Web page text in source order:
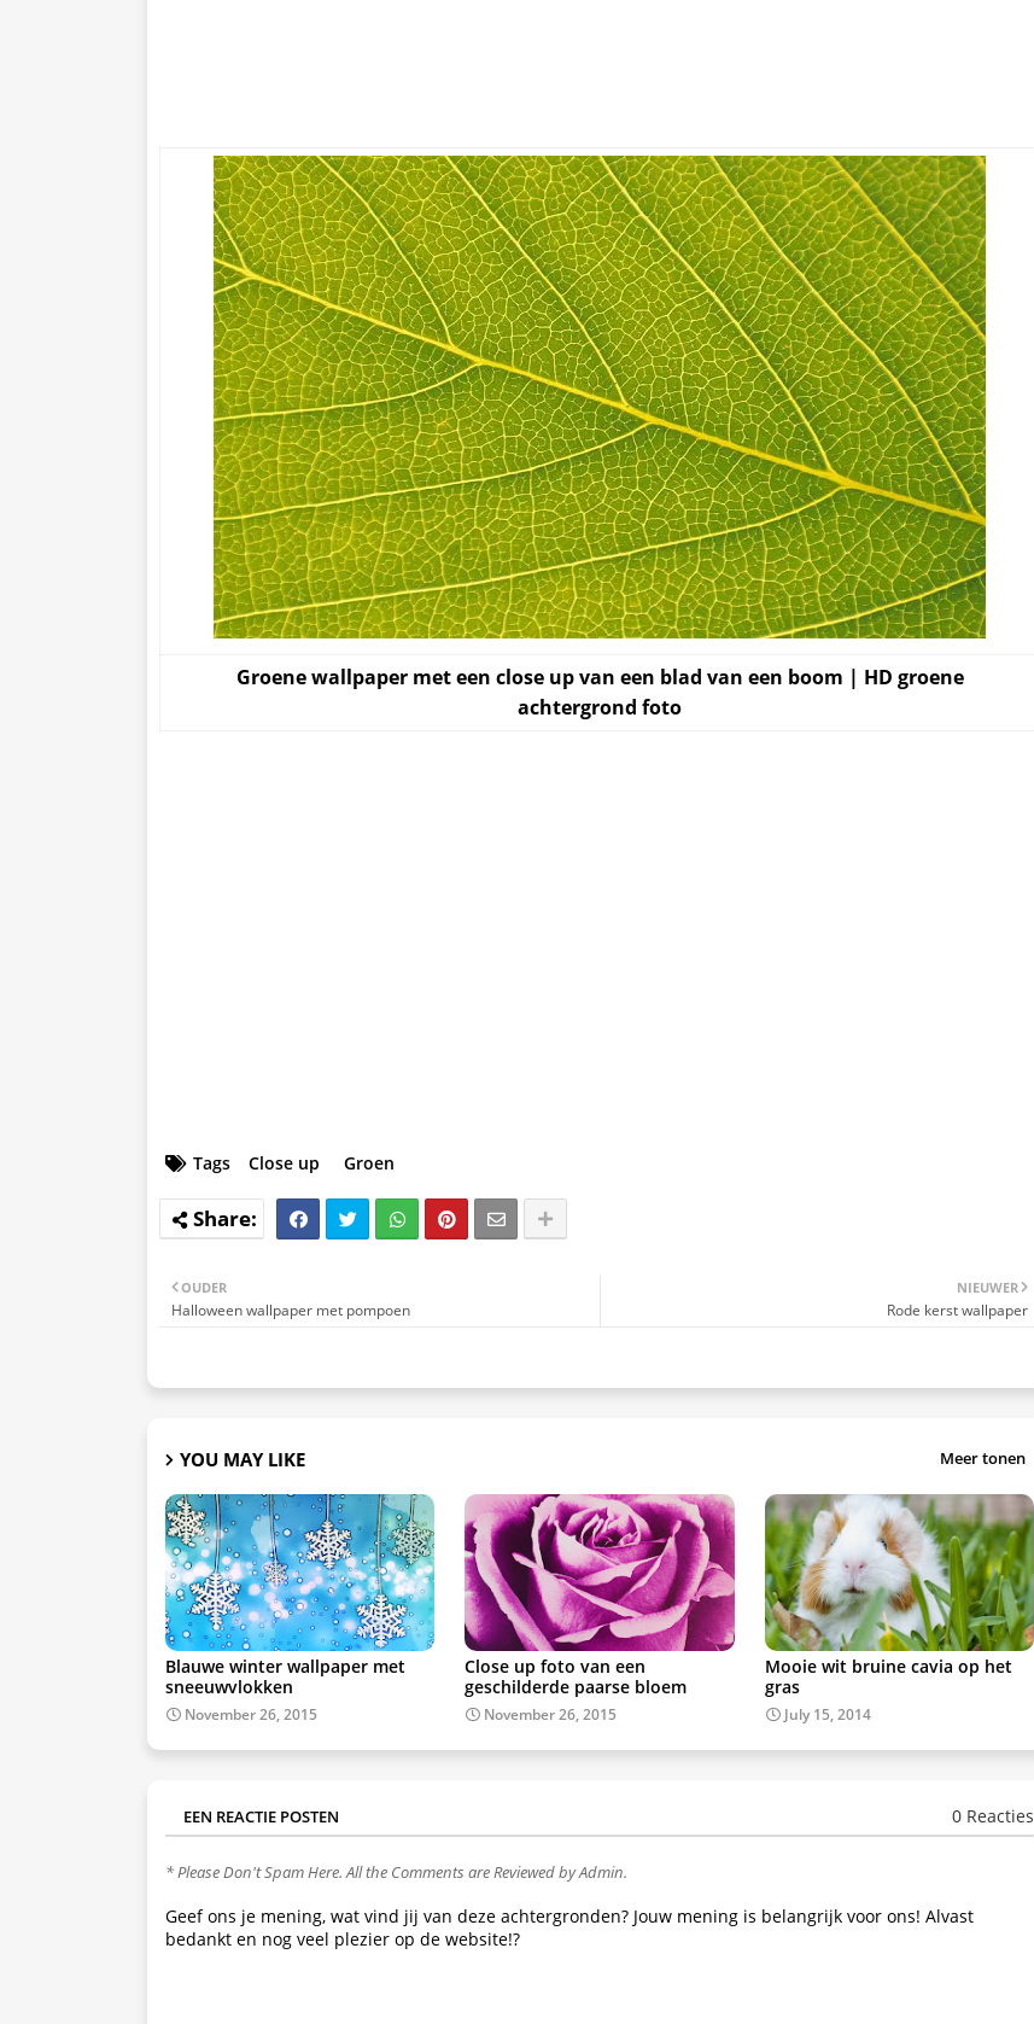
Groene wallpaper met een close up van een blad van een boom | HD groene
achtergrond foto
Tags Close up Groen
NIEUWER
Rode kerst wallpaper
OUDER
Halloween wallpaper met pompoen
YOU MAY LIKE Meer tonen
Blauwe winter wallpaper met
sneeuwvlokken
November 26, 2015
Close up foto van een
geschilderde paarse bloem
November 26, 2015
Mooie wit bruine cavia op het
gras
July 15, 2014
EEN REACTIE POSTEN 0 Reacties
* Please Don't Spam Here. All the Comments are Reviewed by Admin.
Geef ons je mening, wat vind jij van deze achtergronden? Jouw mening is belangrijk voor ons! Alvast
bedankt en nog veel plezier op de website!?